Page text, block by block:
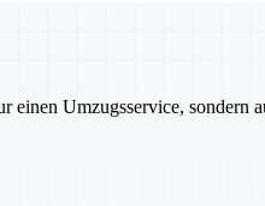
Umzugsservice,